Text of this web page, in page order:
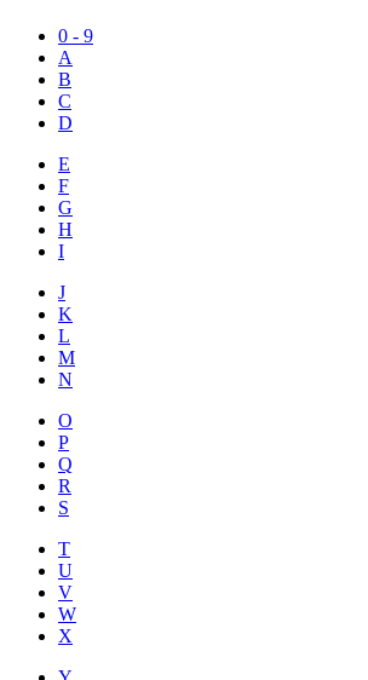
0 - 9
A
B
C
D
E
F
G
H
I
J
K
L
M
N
O
P
Q
R
S
T
U
V
W
X